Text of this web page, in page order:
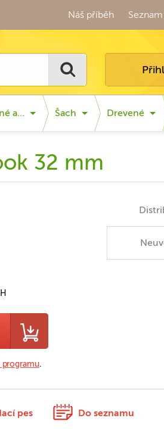
Náš příběh
a… Šach Drevené
32 mm
.
pes Do seznamu